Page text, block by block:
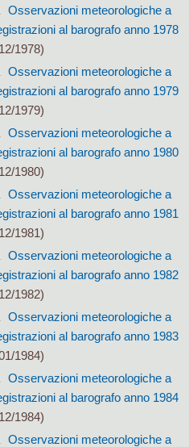
Osservazioni meteorologiche a
al barografo anno 1978
1978)
Osservazioni meteorologiche a
al barografo anno 1979
1979)
Osservazioni meteorologiche a
al barografo anno 1980
1980)
Osservazioni meteorologiche a
al barografo anno 1981
1981)
Osservazioni meteorologiche a
al barografo anno 1982
1982)
Osservazioni meteorologiche a
al barografo anno 1983
1984)
Osservazioni meteorologiche a
al barografo anno 1984
1984)
Osservazioni meteorologiche a